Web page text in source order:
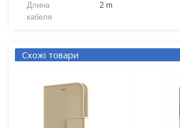
Длина
кабеля
2 m
Схожі товари